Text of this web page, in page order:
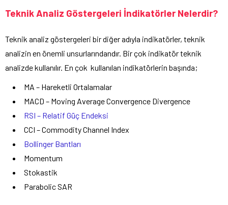
Teknik Analiz Göstergeleri İndikatörler Nelerdir?
Teknik analiz göstergeleri bir diğer adıyla indikatörler, teknik
analizin en önemli unsurlarındandır. Bir çok indikatör teknik
analizde kullanılır. En çok kullanılan indikatörlerin başında;
MA – Hareketli Ortalamalar
MACD – Moving Average Convergence Divergence
RSI – Relatif Güç Endeksi
CCI – Commodity Channel Index
Bollinger Bantları
Momentum
Stokastik
Parabolic SAR